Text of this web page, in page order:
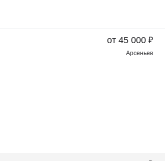
от 45 000 ₽
Арсеньев